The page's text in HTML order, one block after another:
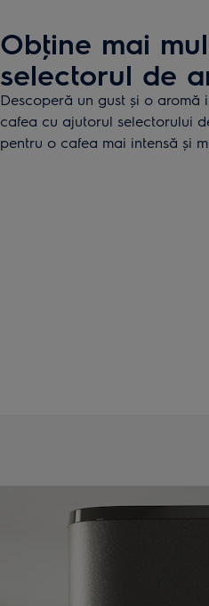
Obţine mai
selectorul de
Descoperă un gust și o
cafea cu ajutorul selectorului
pentru o cafea mai intensă şi